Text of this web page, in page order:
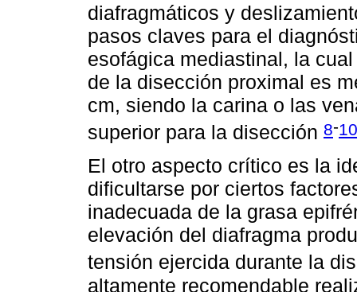
diafragmáticos y
pasos claves para el
esofágica mediastinal, la
de la disección proximal es
cm, siendo la carina o las
superior para la disección 8-10
El otro aspecto crítico es la
dificultarse por ciertos
inadecuada de la grasa
elevación del diafragma
tensión ejercida durante la
altamente recomendable